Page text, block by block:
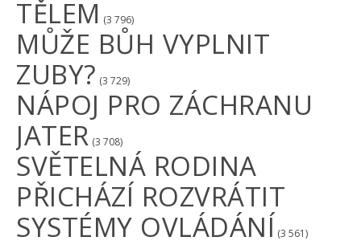
TĚLEM (3 796)
MŮŽE BŮH VYPLNIT
ZUBY? (3 729)
NÁPOJ PRO ZÁCHRANU
JATER (3 708)
SVĚTELNÁ RODINA
PŘICHÁZÍ ROZVRÁTIT
SYSTÉMY OVLÁDÁNÍ (3 561)